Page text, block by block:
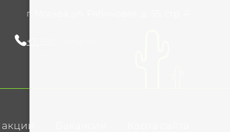
г. Москва, ул. Рябиновая, д. 55, стр. 4
+7 (965) 420-10-10